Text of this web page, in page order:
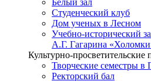
Студенческий клуб
Дом ученых в Лесном
Учебно-исторический
А.Г. Гагарина
Культурно-просветительские
Творческие семестры в
Ректорский бал